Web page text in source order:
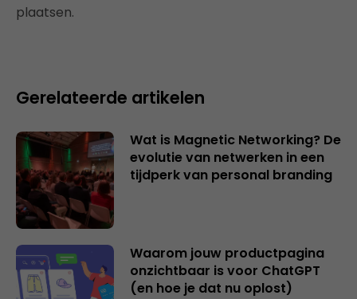
plaatsen.
Gerelateerde artikelen
Wat is Magnetic Networking? De
evolutie van netwerken in een
tijdperk van personal branding
Waarom jouw productpagina
onzichtbaar is voor ChatGPT
(en hoe je dat nu oplost)